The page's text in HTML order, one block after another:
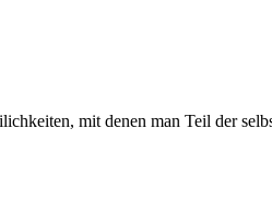
mit denen man Teil der